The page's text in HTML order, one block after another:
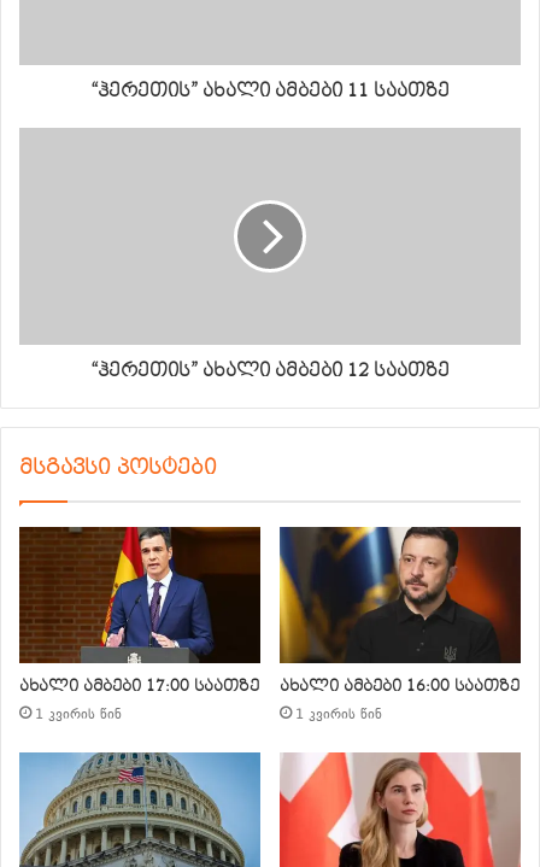
“ჰერეთის” ახალი ამბები 11 საათზე
“ჰერეთის” ახალი ამბები 12 საათზე
მსგავსი პოსტები
ახალი ამბები 17:00 საათზე
1 კვირის წინ
ახალი ამბები 16:00 საათზე
1 კვირის წინ